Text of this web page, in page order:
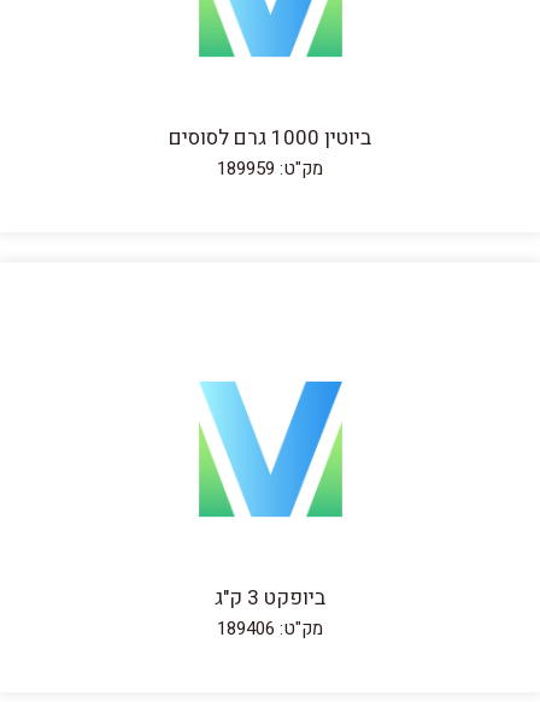
ביוטין 1000 גרם לסוסים
מק"ט: 189959
ביופקט 3 ק"ג
מק"ט: 189406